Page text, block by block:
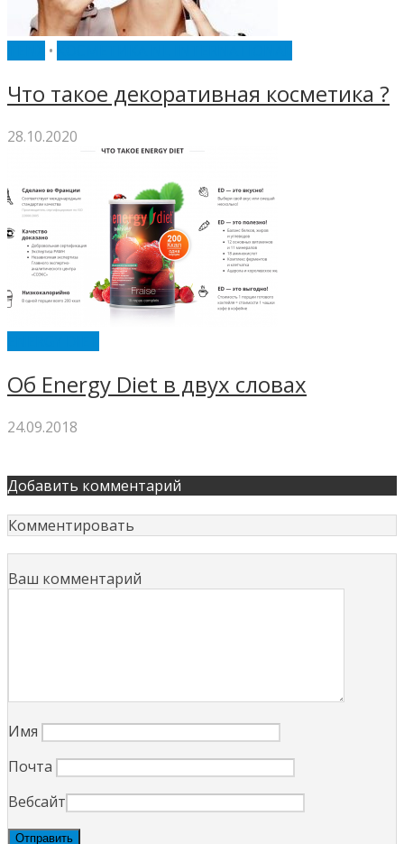
•
Что такое декоративная косметика ?
28.10.2020
Об Energy Diet в двух словах
24.09.2018
Добавить комментарий
Комментировать
Ваш комментарий
Имя
Почта
Вебсайт